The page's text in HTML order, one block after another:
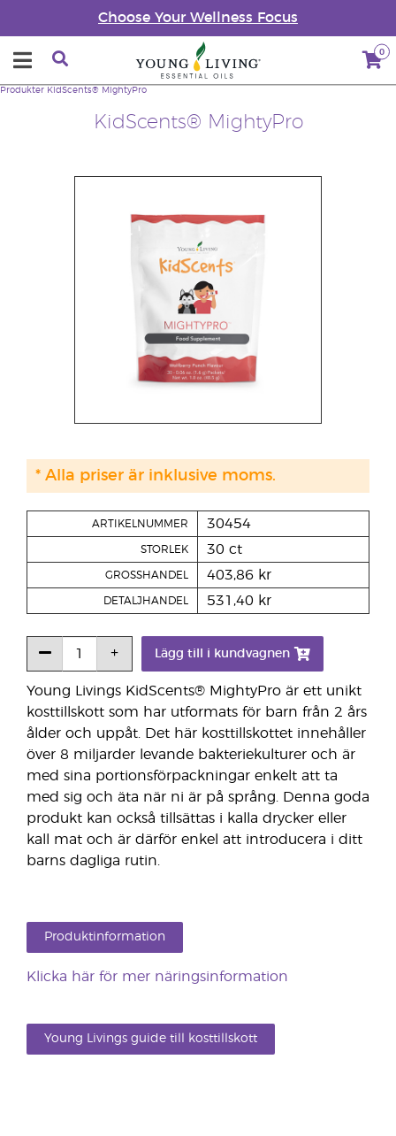
Choose Your Wellness Focus
0
KidScents® MightyPro
Produkter KidScents® MightyPro
Young Livings KidScents® MightyPro är ett unikt
kosttillskott som har utformats för barn från 2 års
ålder och uppåt. Det här kosttillskottet innehåller
över 8 miljarder levande bakteriekulturer och är
med sina portionsförpackningar enkelt att ta
med sig och äta när ni är på språng. Denna goda
produkt kan också tillsättas i kalla drycker eller
kall mat och är därför enkel att introducera i ditt
barns dagliga rutin.
Produktinformation
Klicka här för mer näringsinformation
Young Livings guide till kosttillskott
ARTIKELNUMMER 30454
STORLEK 30 ct
GROSSHANDEL 403,86 kr
DETALJHANDEL 531,40 kr
Lägg till i kundvagnen
* Alla priser är inklusive moms.